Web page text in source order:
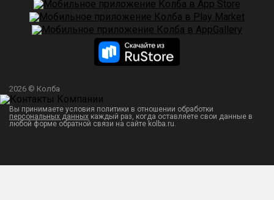
2026 © Колба
Вы принимаете условия политики в отношении обработки
персональных данных каждый раз, когда оставляете свои данные в
любой форме обратной связи на сайте kolba.ru.